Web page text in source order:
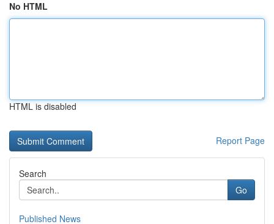
No HTML
HTML is disabled
Report Page
Search
Go
Published News